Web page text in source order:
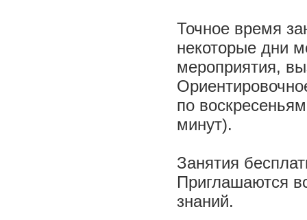
Точное время
некоторые дни
мероприятия,
по
минут).
Занятия
Приглашаются
знаний.